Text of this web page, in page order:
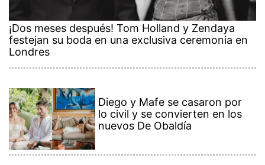
¡Dos meses después! Tom Holland y Zendaya
festejan su boda en una exclusiva ceremonia en
Londres
Diego y Mafe se casaron por
lo civil y se convierten en los
nuevos De Obaldía